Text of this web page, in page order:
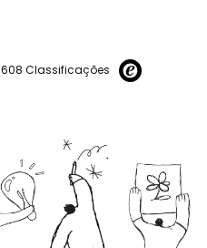
608 Classificações